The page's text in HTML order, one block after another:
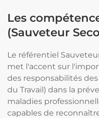
Les
(Sauveteur
Le référentiel
met l'accent sur
des responsabilités
du Travail) dans la
maladies
capables de